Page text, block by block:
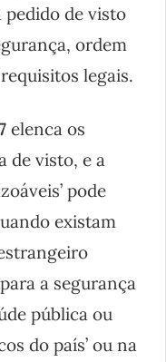
de visto
ordem
legais.
elenca os
de visto, e a
pode
existam
a segurança
pública ou
do país’ ou na